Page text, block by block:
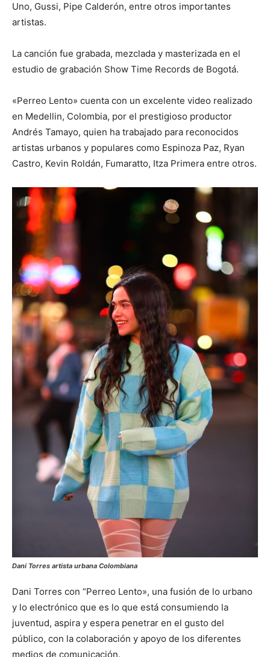
Uno, Gussi, Pipe Calderón, entre otros importantes
artistas.
La canción fue grabada, mezclada y masterizada en el
estudio de grabación Show Time Records de Bogotá.
«Perreo Lento» cuenta con un excelente video realizado
en Medellin, Colombia, por el prestigioso productor
Andrés Tamayo, quien ha trabajado para reconocidos
artistas urbanos y populares como Espinoza Paz, Ryan
Castro, Kevin Roldán, Fumaratto, Itza Primera entre otros.
Dani Torres artista urbana Colombiana
Dani Torres con “Perreo Lento», una fusión de lo urbano
y lo electrónico que es lo que está consumiendo la
juventud, aspira y espera penetrar en el gusto del
público, con la colaboración y apoyo de los diferentes
medios de comunicación.